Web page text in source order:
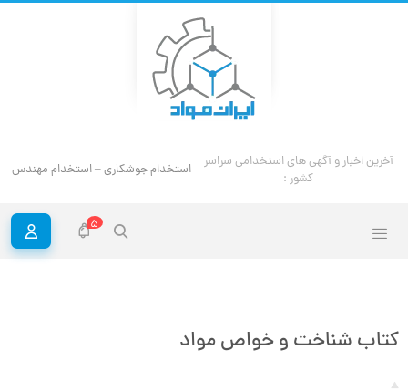
آخرین اخبار و آگهی های استخدامی سراسر
کشور :
استخدام جوشکاری – استخدام مهندس
5
کتاب شناخت و خواص مواد